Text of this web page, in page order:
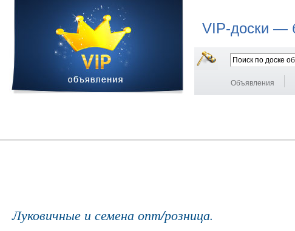
VIP-доски —
Объявления
Луковичные и семена опт/розница.